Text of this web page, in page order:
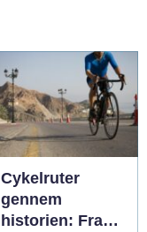
Cykelruter
gennem
historien: Fra